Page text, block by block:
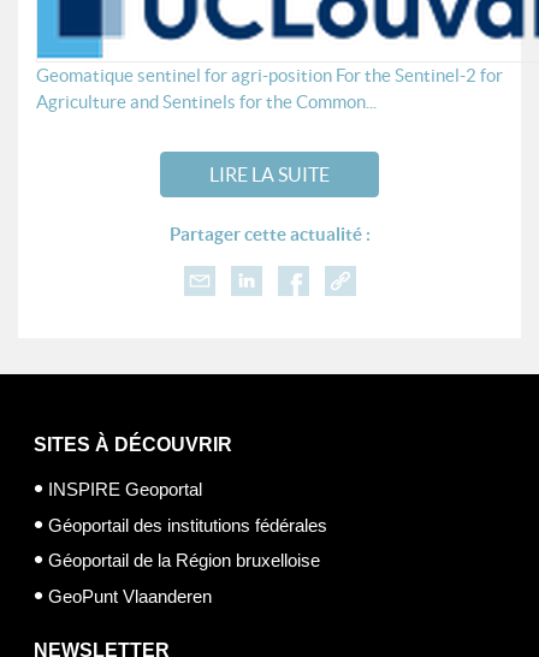
Geomatique sentinel for agri-position For the Sentinel-2 for
Agriculture and Sentinels for the Common...
LIRE LA SUITE
Partager cette actualité :
SITES À DÉCOUVRIR
INSPIRE Geoportal
Géoportail des institutions fédérales
Géoportail de la Région bruxelloise
GeoPunt Vlaanderen
NEWSLETTER